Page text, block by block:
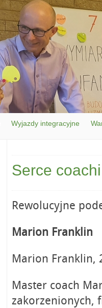
Wyjazdy integracyjne
Serce
Rewolucyjne
Marion Franklin
Marion Franklin,
Master coach
zakorzenionych,